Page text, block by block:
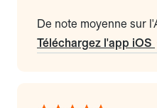
De note moyenne sur
Téléchargez l'app iOS